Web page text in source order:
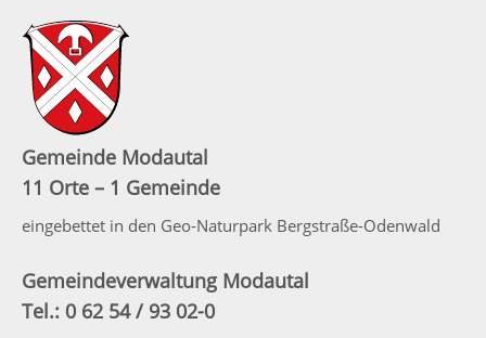
Gemeinde Modautal
11 Orte – 1 Gemeinde
eingebettet in den Geo-Naturpark Bergstraße-Odenwald
Gemeindeverwaltung Modautal
Tel.: 0 62 54 / 93 02-0